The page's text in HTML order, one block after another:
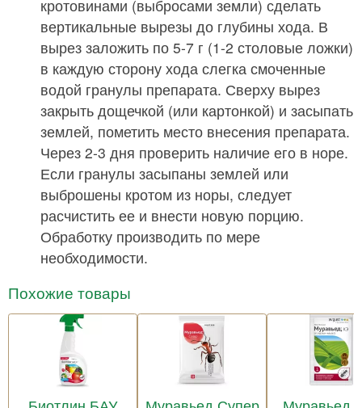
кротовинами (выбросами земли) сделать
вертикальные вырезы до глубины хода. В
вырез заложить по 5-7 г (1-2 столовые ложки)
в каждую сторону хода слегка смоченные
водой гранулы препарата. Сверху вырез
закрыть дощечкой (или картонкой) и засыпать
землей, пометить место внесения препарата.
Через 2-3 дня проверить наличие его в норе.
Если гранулы засыпаны землей или
выброшены кротом из норы, следует
расчистить ее и внести новую порцию.
Обработку производить по мере
необходимости.
Похожие товары